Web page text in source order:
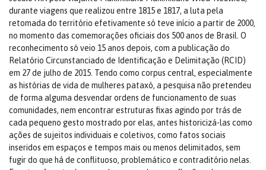
durante viagens que realizou entre 1815 e 1817, a luta pela
retomada do território efetivamente só teve início a partir de 2000,
no momento das comemorações oficiais dos 500 anos de Brasil. O
reconhecimento só veio 15 anos depois, com a publicação do
Relatório Circunstanciado de Identificação e Delimitação (RCID)
em 27 de julho de 2015. Tendo como corpus central, especialmente
as histórias de vida de mulheres pataxó, a pesquisa não pretendeu
de forma alguma desvendar ordens de funcionamento de suas
comunidades, nem encontrar estruturas fixas agindo por trás de
cada pequeno gesto mostrado por elas, antes historicizá-las como
ações de sujeitos individuais e coletivos, como fatos sociais
inseridos em espaços e tempos mais ou menos delimitados, sem
fugir do que há de conflituoso, problemático e contraditório nelas.